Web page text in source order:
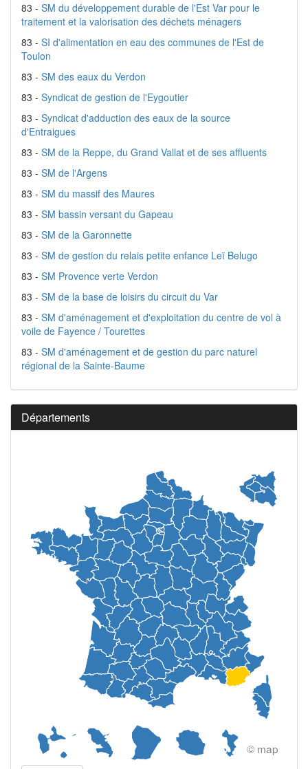
83 - SM du développement durable de l'Est Var pour le
traitement et la valorisation des déchets ménagers
83 - SI d'alimentation en eau des communes de l'Est de
Toulon
83 - SM des eaux du Verdon
83 - Syndicat de gestion de l'Eygoutier
83 - Syndicat d'adduction des eaux de la source
d'Entraigues
83 - SM de la Reppe, du Grand Vallat et de ses affluents
83 - SM de l'Argens
83 - SM du massif des Maures
83 - SM bassin versant du Gapeau
83 - SM de la Garonnette
83 - SM de gestion du relais petite enfance Leï Belugo
83 - SM Provence verte Verdon
83 - SM de la base de loisirs du circuit du Var
83 - SM d'aménagement et d'exploitation du centre de vol à
voile de Fayence / Tourettes
83 - SM d'aménagement et de gestion du parc naturel
régional de la Sainte-Baume
Départements
© map